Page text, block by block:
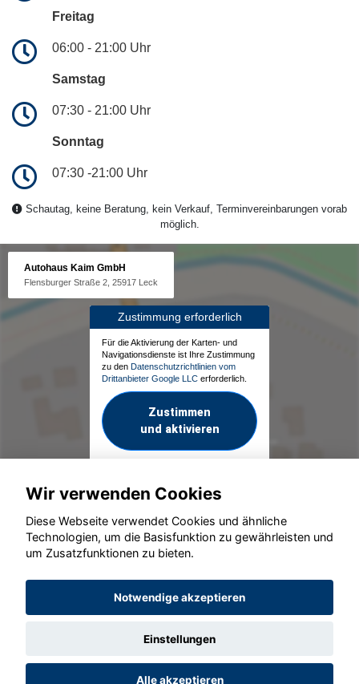
Freitag
06:00 - 21:00 Uhr
Samstag
07:30 - 21:00 Uhr
Sonntag
07:30 -21:00 Uhr
Schautag, keine Beratung, kein Verkauf, Terminvereinbarungen vorab
möglich.
Autohaus Kaim GmbH
Flensburger Straße 2, 25917 Leck
Zustimmung erforderlich
Für die Aktivierung der Karten- und
Navigationsdienste ist Ihre Zustimmung
zu den Datenschutzrichtlinien vom
Drittanbieter Google LLC erforderlich.
Zustimmen
und aktivieren
© konjunkturmotor.de GmbH 2020 - 2026
Wir verwenden Cookies
Diese Webseite verwendet Cookies und ähnliche
Technologien, um die Basisfunktion zu gewährleisten und
um Zusatzfunktionen zu bieten.
Notwendige akzeptieren
Einstellungen
Alle akzeptieren